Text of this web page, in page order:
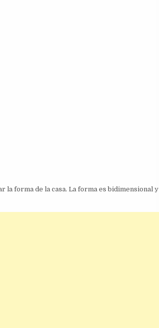
la forma de la casa. La forma es bidimensional y